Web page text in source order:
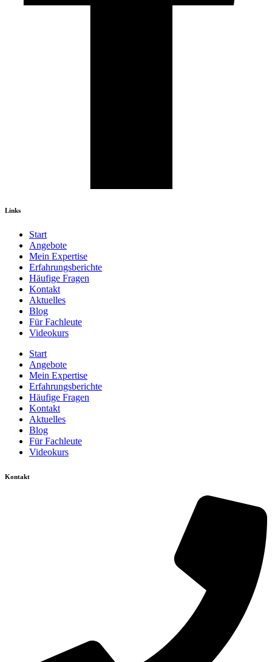
Links
Start
Angebote
Mein Expertise
Erfahrungsberichte
Häufige Fragen
Kontakt
Aktuelles
Blog
Für Fachleute
Videokurs
Start
Angebote
Mein Expertise
Erfahrungsberichte
Häufige Fragen
Kontakt
Aktuelles
Blog
Für Fachleute
Videokurs
Kontakt